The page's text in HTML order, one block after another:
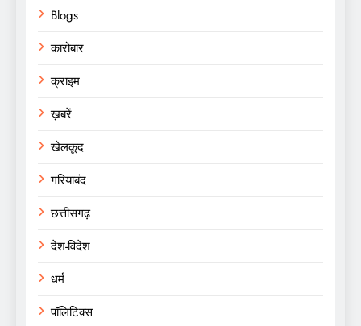
Blogs
कारोबार
क्राइम
ख़बरें
खेलकूद
गरियाबंद
छत्तीसगढ़
देश-विदेश
धर्म
पॉलिटिक्स